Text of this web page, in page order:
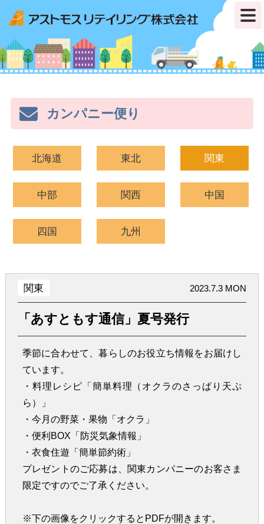
カンパニー便り
北海道 東北 関東
中部 関西 中国
四国 九州
関東 2023.7.3 MON
「あすともす通信」夏号発行
季節に合わせて、暮らしのお役立ち情報をお届けし
ています。
・料理レシピ「簡単料理（オクラのさっぱり天ぷ
ら）」
・今月の野菜・果物「オクラ」
・便利BOX「防災気象情報」
・衣食住遊「簡単節約術」
プレゼントのご応募は、関東カンパニーのお客さま
限定ですのでご了承ください。
※下の画像をクリックするとPDFが開きます。